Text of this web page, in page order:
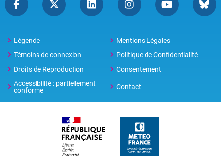
Légende
Mentions Légales
Témoins de connexion
Politique de Confidentialité
Droits de Reproduction
Consentement
Accessibilité : partiellement
conforme
Contact